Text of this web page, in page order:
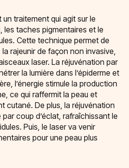
traitement qui agit sur le
les taches pigmentaires et le
Cette technique permet de
rajeunir de façon non invasive,
laser. La réjuvénation par
la lumière dans l’épiderme et
l’énergie stimule la production
ce qui raffermit la peau et
cutané. De plus, la réjuvénation
coup d’éclat, rafraîchissant le
Puis, le laser va venir
pour une peau plus